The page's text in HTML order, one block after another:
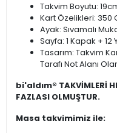
Takvim Boyutu:
Kart Özelikleri: 350
Ayak: Sıvamalı
Sayfa: 1 Kapak + 12
Tasarım: Takvim
Tarafı Not Alanı
bi'aldım® TAKVİMLERİ
FAZLASI OLMUŞTUR.
Masa takvimimiz ile: